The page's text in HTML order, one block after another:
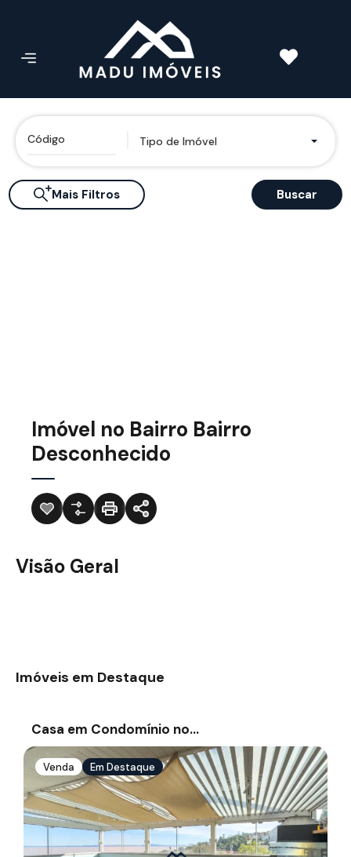
Tipo de Imóvel
Mais Filtros Buscar
Imóvel no Bairro Bairro
Desconhecido
Visão Geral
Imóveis em Destaque
Casa em Condomínio no…
Venda Em Destaque